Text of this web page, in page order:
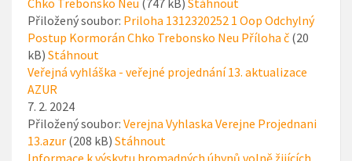
Přiložený soubor: Priloha 1312320252 1 Oop Odchylný
Postup Kormorán Chko Trebonsko Neu Příloha č (20
kB) Stáhnout
Veřejná vyhláška - veřejné projednání 13. aktualizace
AZUR
7. 2. 2024
Přiložený soubor: Verejna Vyhlaska Verejne Projednani
13.azur (208 kB) Stáhnout
Informace k výskytu hromadných úhynů volně žijících